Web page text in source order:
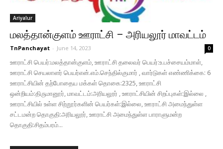
Ariyalur
மலத்தான்குளம் ஊராட்சி – அரியலூர் மாவட்டம்
TnPanchayat - June 14, 2023 0
ஊராட்சி பெயர்:மலத்தான்குளம், ஊராட்சி தலைவர் பெயர்:உ.பச்சையம்மாள்,
ஊராட்சி செயலாளர் பெயர்என்.எம்.செந்தில்குமார் , வார்டுகள் எண்ணிக்கை: 6
ஊராட்சியின் தற்போதைய மக்கள் தொகை:2325, ஊராட்சி
ஒன்றியம்:திருமானூர், மாவட்டம்:அரியலூர் , ஊராட்சியின் சிறப்புகள்:இல்லை ,
ஊராட்சியில் உள்ள சிற்றூர்களின் பெயர்கள்:இல்லை, ஊராட்சி அமைந்துள்ள
சட்டமன்ற தொகுதி:அரியலூர், ஊராட்சி அமைந்துள்ள பாராளுமன்ற
தொகுதி:சிதம்பரம்...